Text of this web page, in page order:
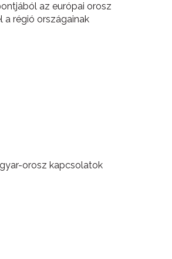
az európai orosz
a régió országainak
orosz kapcsolatok